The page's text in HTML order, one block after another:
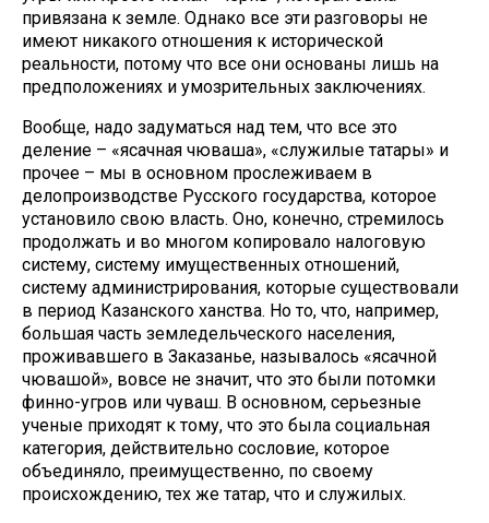
привязана к земле. Однако все эти разговоры не
имеют никакого отношения к исторической
реальности, потому что все они основаны лишь на
предположениях и умозрительных заключениях.
Вообще, надо задуматься над тем, что все это
деление – «ясачная чюваша», «служилые татары» и
прочее – мы в основном прослеживаем в
делопроизводстве Русского государства, которое
установило свою власть. Оно, конечно, стремилось
продолжать и во многом копировало налоговую
систему, систему имущественных отношений,
систему администрирования, которые существовали
в период Казанского ханства. Но то, что, например,
большая часть земледельческого населения,
проживавшего в Заказанье, называлось «ясачной
чювашой», вовсе не значит, что это были потомки
финно-угров или чуваш. В основном, серьезные
ученые приходят к тому, что это была социальная
категория, действительно сословие, которое
объединяло, преимущественно, по своему
происхождению, тех же татар, что и служилых.